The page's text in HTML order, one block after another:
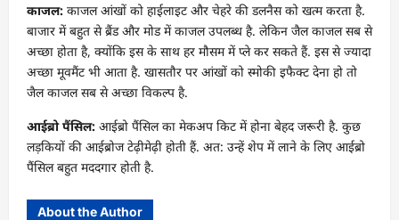
काजल: काजल आंखों को हाईलाइट और चेहरे की डलनैस को खत्म करता है.
बाजार में बहुत से ब्रैंड और मोड में काजल उपलब्ध है. लेकिन जैल काजल सब से
अच्छा होता है, क्योंकि इस के साथ हर मौसम में प्ले कर सकते हैं. इस से ज्यादा
अच्छा मूवमैंट भी आता है. खासतौर पर आंखों को स्मोकी इफैक्ट देना हो तो
जैल काजल सब से अच्छा विकल्प है.
आईब्रो पैंसिल: आईब्रो पैंसिल का मेकअप किट में होना बेहद जरूरी है. कुछ
लड़कियों की आईब्रोज टेढ़ीमेढ़ी होती हैं. अत: उन्हें शेप में लाने के लिए आईब्रो
पैंसिल बहुत मददगार होती है.
About the Author